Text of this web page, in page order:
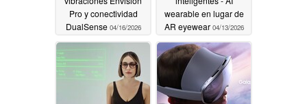
Pro y conectividad
DualSense 04/16/2026
wearable en lugar de
AR eyewear 04/13/2026